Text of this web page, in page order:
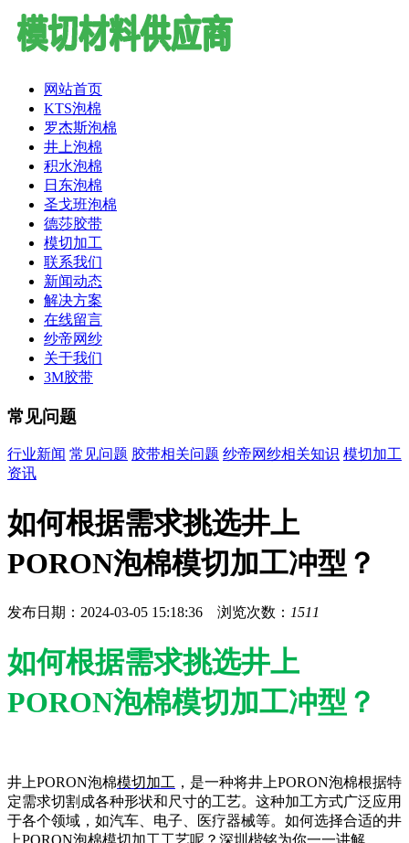
网站首页
KTS泡棉
罗杰斯泡棉
井上泡棉
积水泡棉
日东泡棉
圣戈班泡棉
德莎胶带
模切加工
联系我们
新闻动态
解决方案
在线留言
纱帝网纱
关于我们
3M胶带
常见问题
行业新闻 常见问题 胶带相关问题 纱帝网纱相关知识 模切加工
资讯
​如何根据需求挑选井上
PORON泡棉模切加工冲型？
发布日期：2024-03-05 15:18:36 浏览次数： 1511
如何根据需求挑选井上
PORON泡棉模切加工冲型？
井上PORON泡棉模切加工 ，是一种将井上PORON泡棉根据特
定需求切割成各种形状和尺寸的工艺。这种加工方式广泛应用
于各个领域，如汽车、电子、医疗器械等。如何选择合适的井